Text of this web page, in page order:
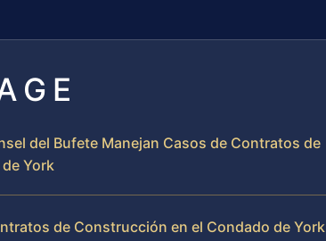
del Bufete Manejan Casos de Contratos de
York
de Construcción en el Condado de York